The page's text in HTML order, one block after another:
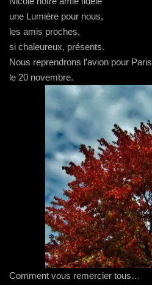
une Lumière pour nous,
les amis proches,
si chaleureux, présents.
Nous reprendrons l’avion pour Paris
le 20 novembre.
Comment vous remercier tous…